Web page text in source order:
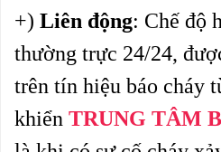
+) Liên động: Chế độ
thường trực 24/24,
trên tín hiệu báo cháy
khiển TRUNG TÂM